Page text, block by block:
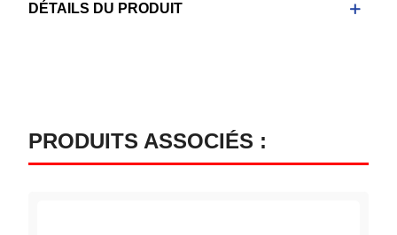
DÉTAILS DU PRODUIT
PRODUITS ASSOCIÉS :